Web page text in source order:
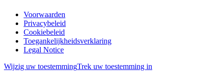
Voorwaarden
Privacybeleid
Cookiebeleid
Toegankelijkheidsverklaring
Legal Notice
Wijzig uw toestemmingTrek uw toestemming in